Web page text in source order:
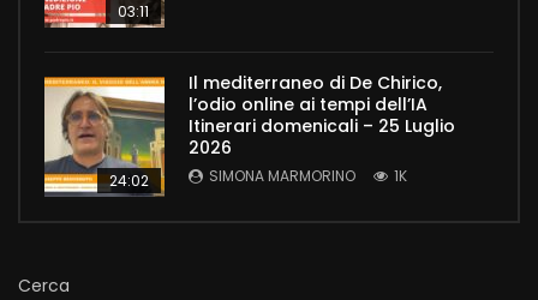
03:11
24:02
Il mediterraneo di De Chirico,
l’odio online ai tempi dell’IA
Itinerari domenicali – 25 Luglio
2026
SIMONA MARMORINO 1K
Cerca